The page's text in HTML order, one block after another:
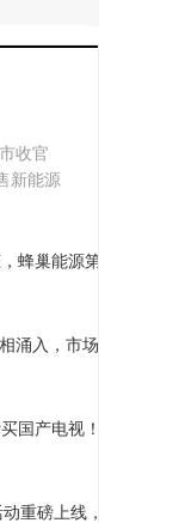
以差异
收官
新能源
蜂巢能源第六届电池
涌入，市场发展趋势
国产电视！TCL夺多
重磅上线，全网购物